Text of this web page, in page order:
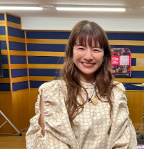
イベント・グッズ
YouTube
会社情報